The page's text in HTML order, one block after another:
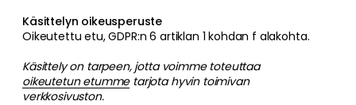
Käsittelyn oikeusperuste
Oikeutettu etu, GDPR:n 6 artiklan 1 kohdan f alakohta.
Käsittely on tarpeen, jotta voimme toteuttaa
oikeutetun etummetarjota hyvin toimivan
verkkosivuston.